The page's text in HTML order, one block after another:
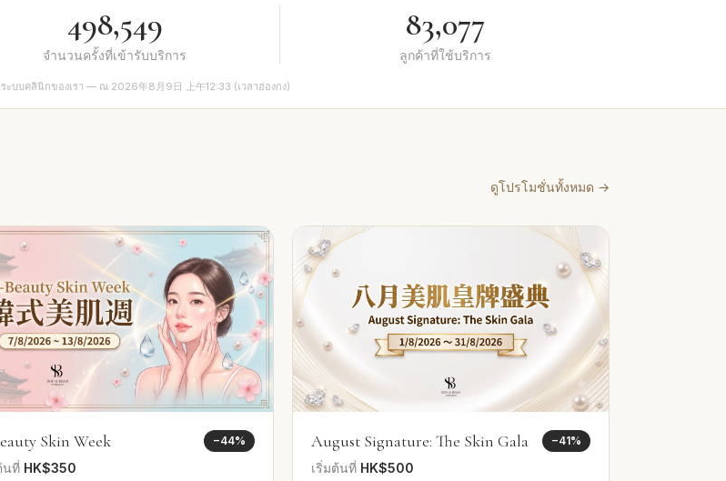
498,549
จำนวนครั้งที่เข้ารับบริการ
83,077
ลูกค้าที่ใช้บริการ
ระบบคลินิกของเรา — ณ 2026年8月9日 上午12:33 (เวลาฮ่องกง)
ดูโปรโมชั่นทั้งหมด →
Skin Week
นที่ HK$350
−44% August Signature: The Skin Gala
เริ่มต้นที่ HK$500
−41%